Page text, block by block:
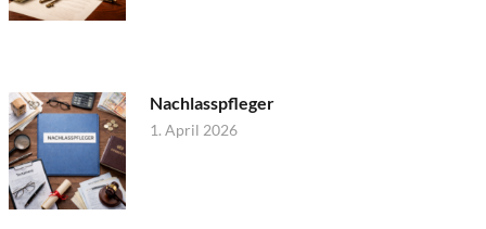
Nachlasspfleger
1. April 2026